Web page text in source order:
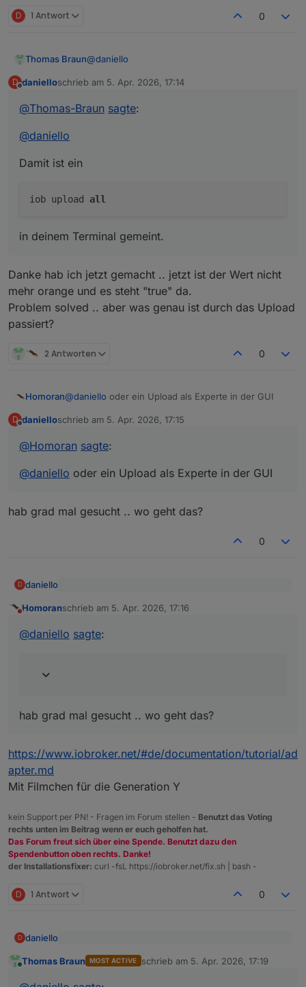
D 1 Antwort 0
Thomas Braun@daniello
Damit ist ein
D danielloschrieb am 5. Apr. 2026, 17:14
zuletzt editiert von
@Thomas-Braun sagte:
@daniello
Damit ist ein
iob upload all
in deinem Terminal gemeint.
Danke hab ich jetzt gemacht .. jetzt ist der Wert nicht
mehr orange und es steht "true" da.
Problem solved .. aber was genau ist durch das Upload
passiert?
2 Antworten 0
Homoran@daniello oder ein Upload als Experte in der GUI
D danielloschrieb am 5. Apr. 2026, 17:15
zuletzt editiert von
@Homoran sagte:
@daniello oder ein Upload als Experte in der GUI
hab grad mal gesucht .. wo geht das?
0
D daniello
Homoranschrieb am 5. Apr. 2026, 17:16
zuletzt editiert von
@daniello sagte:
hab grad mal gesucht .. wo geht das?
https://www.iobroker.net/#de/documentation/tutorial/ad
apter.md
Mit Filmchen für die Generation Y
kein Support per PN! - Fragen im Forum stellen - Benutzt das Voting
rechts unten im Beitrag wenn er euch geholfen hat.
Das Forum freut sich über eine Spende. Benutzt dazu den
Spendenbutton oben rechts. Danke!
der Installationsfixer: curl -fsL https://iobroker.net/fix.sh | bash -
D 1 Antwort 0
D daniello
Thomas Braun MOST ACTIVE schrieb am 5. Apr. 2026, 17:19
zuletzt editiert von